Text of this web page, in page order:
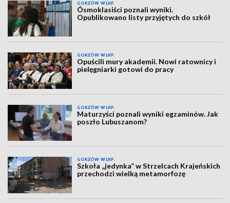
GORZÓW WLKP.
Ósmoklasiści poznali wyniki.
Opublikowano listy przyjętych do szkół
GORZÓW WLKP.
Opuścili mury akademii. Nowi ratownicy i
pielęgniarki gotowi do pracy
GORZÓW WLKP.
Maturzyści poznali wyniki egzaminów. Jak
poszło Lubuszanom?
GORZÓW WLKP.
Szkoła „jedynka” w Strzelcach Krajeńskich
przechodzi wielką metamorfozę